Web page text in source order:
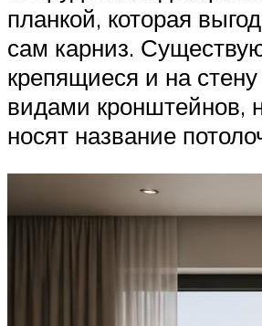
планкой, которая
сам карниз.
крепящиеся и на
видами кронштейнов,
носят название